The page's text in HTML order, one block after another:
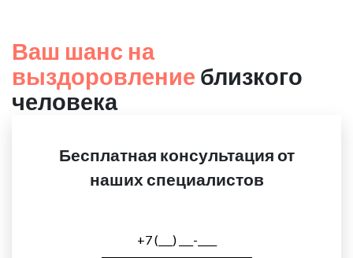
Ваш шанс на
выздоровление близкого
человека
Бесплатная консультация от
наших специалистов